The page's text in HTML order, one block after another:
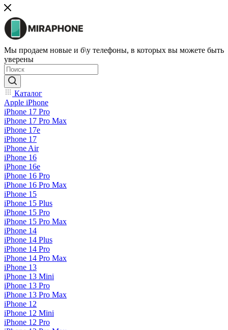
Мы продаем новые и б\у телефоны, в которых вы можете быть
уверены
Каталог
Apple iPhone
iPhone 17 Pro
iPhone 17 Pro Max
iPhone 17e
iPhone 17
iPhone Air
iPhone 16
iPhone 16e
iPhone 16 Pro
iPhone 16 Pro Max
iPhone 15
iPhone 15 Plus
iPhone 15 Pro
iPhone 15 Pro Max
iPhone 14
iPhone 14 Plus
iPhone 14 Pro
iPhone 14 Pro Max
iPhone 13
iPhone 13 Mini
iPhone 13 Pro
iPhone 13 Pro Max
iPhone 12
iPhone 12 Mini
iPhone 12 Pro